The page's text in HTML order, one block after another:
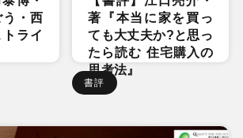
・西
ライ
著『本当に家を買っ
ても大丈夫か?と思っ
たら読む 住宅購入の
思考法』
書評